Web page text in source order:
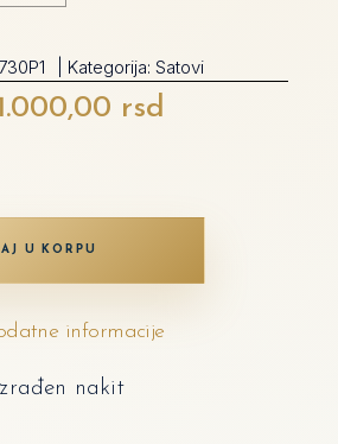
| Kategorija: Satovi
rsd
U KORPU
informacije
nakit